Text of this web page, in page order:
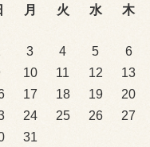
月 火 水 木
3 4 5 6
10 11 12 13
17 18 19 20
24 25 26 27
31